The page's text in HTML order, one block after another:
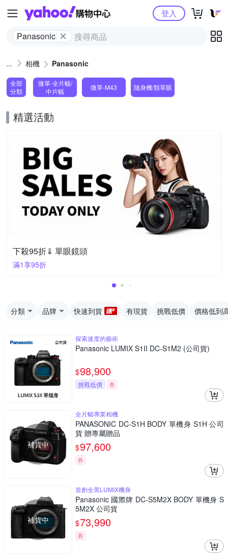
Yahoo購物中心
Panasonic
登入
相機 Panasonic
全部
分類
微單-全片幅/
中片幅
微單-M43 隨身機/類單眼
精選活動
下殺95折⇓ 單眼鏡頭
滿1享95折
分類 品牌 快速到貨 有現貨 挑戰低價 價格低到
探索速度的藝術
Panasonic LUMIX S1II DC-S1M2 (公司貨)
$98,900
挑戰低價 券
補貨中
全片幅專業相機
PANASONIC DC-S1H BODY 單機身 S1H 公司
貨 贈專屬贈品
$97,600
券
補貨中
首創全黑LUMIX機身
Panasonic 國際牌 DC-S5M2X BODY 單機身 S
5M2X 公司貨
$73,990
券